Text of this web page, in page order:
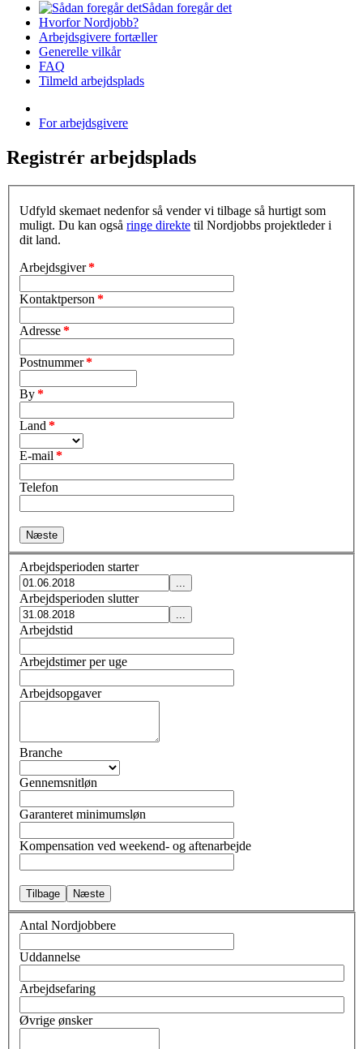
Sådan foregår det
Hvorfor Nordjobb?
Arbejdsgivere fortæller
Generelle vilkår
FAQ
Tilmeld arbejdsplads
For arbejdsgivere
Registrér arbejdsplads
Udfyld skemaet nedenfor så vender vi tilbage så hurtigt som
muligt. Du kan også ringe direkte til Nordjobbs projektleder i
dit land.
Arbejdsgiver*
Kontaktperson*
Adresse*
Postnummer*
By*
Land*
E-mail*
Telefon
Næste
Arbejdsperioden starter
Arbejdsperioden slutter
Arbejdstid
Arbejdstimer per uge
Arbejdsopgaver
Branche
Gennemsnitløn
Garanteret minimumsløn
Kompensation ved weekend- og aftenarbejde
Tilbage Næste
Antal Nordjobbere
Uddannelse
Arbejdsefaring
Øvrige ønsker